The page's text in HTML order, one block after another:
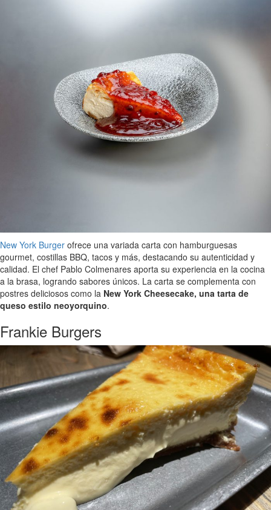
New York Burger ofrece una variada carta con hamburguesas
gourmet, costillas BBQ, tacos y más, destacando su autenticidad y
calidad. El chef Pablo Colmenares aporta su experiencia en la cocina
a la brasa, logrando sabores únicos. La carta se complementa con
postres deliciosos como la New York Cheesecake, una tarta de
queso estilo neoyorquino.
Frankie Burgers